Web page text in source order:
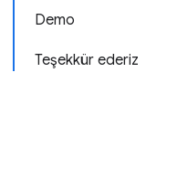
Demo
Teşekkür ederiz